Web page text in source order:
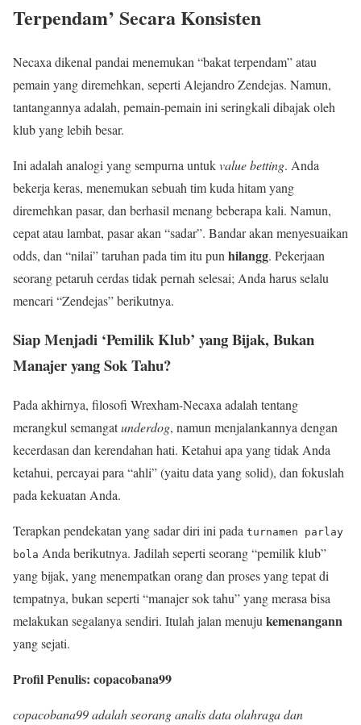
Terpendam’ Secara Konsisten
Necaxa dikenal pandai menemukan “bakat terpendam” atau
pemain yang diremehkan, seperti Alejandro Zendejas. Namun,
tantangannya adalah, pemain-pemain ini seringkali dibajak oleh
klub yang lebih besar.
Ini adalah analogi yang sempurna untukvalue betting. Anda
bekerja keras, menemukan sebuah tim kuda hitam yang
diremehkan pasar, dan berhasil menang beberapa kali. Namun,
cepat atau lambat, pasar akan “sadar”. Bandar akan menyesuaikan
odds, dan “nilai” taruhan pada tim itu pun hilangg. Pekerjaan
seorang petaruh cerdas tidak pernah selesai; Anda harus selalu
mencari “Zendejas” berikutnya.
Siap Menjadi ‘Pemilik Klub’ yang Bijak, Bukan
Manajer yang Sok Tahu?
Pada akhirnya, filosofi Wrexham-Necaxa adalah tentang
merangkul semangatunderdog, namun menjalankannya dengan
kecerdasan dan kerendahan hati. Ketahui apa yang tidak Anda
ketahui, percayai para “ahli” (yaitu data yang solid), dan fokuslah
pada kekuatan Anda.
Terapkan pendekatan yang sadar diri ini pada turnamen parlay
bola Anda berikutnya. Jadilah seperti seorang “pemilik klub”
yang bijak, yang menempatkan orang dan proses yang tepat di
tempatnya, bukan seperti “manajer sok tahu” yang merasa bisa
melakukan segalanya sendiri. Itulah jalan menuju kemenangann
yang sejati.
Profil Penulis: copacobana99
copacobana99 adalah seorang analis data olahraga dan